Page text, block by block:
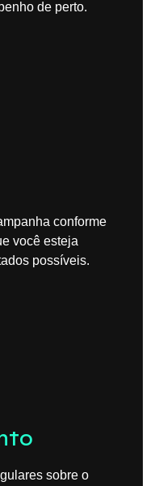
de perto.
conforme
você esteja
possíveis.
sobre o